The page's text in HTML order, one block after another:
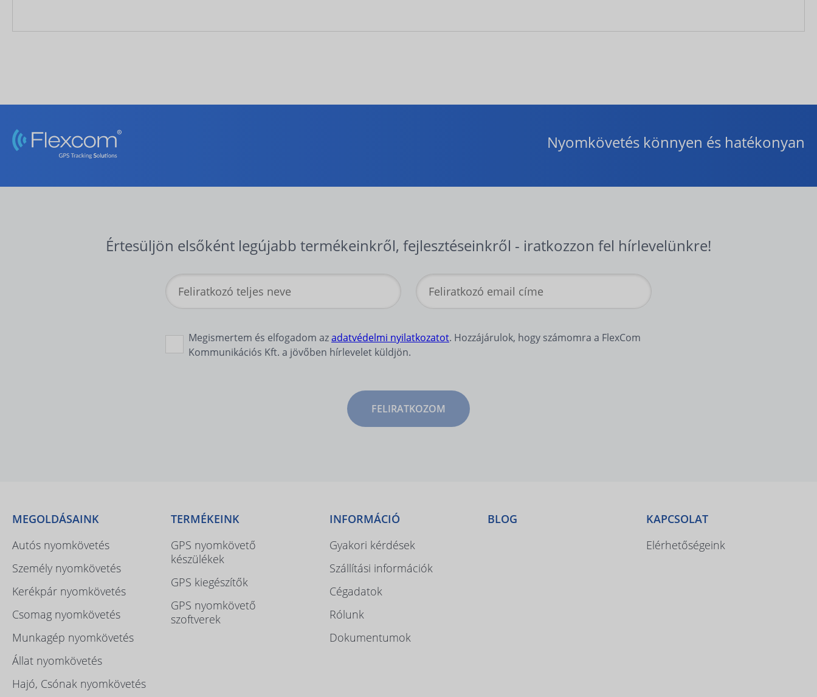
Nyomkövetés könnyen és hatékonyan
Értesüljön elsőként legújabb termékeinkről, fejlesztéseinkről - iratkozzon fel hírlevelünkre!
Megismertem és elfogadom azadatvédelmi nyilatkozatot. Hozzájárulok, hogy számomra a FlexCom
Kommunikációs Kft. a jövőben hírlevelet küldjön.
FELIRATKOZOM
MEGOLDÁSAINK
Autós nyomkövetés
Személy nyomkövetés
Kerékpár nyomkövetés
Csomag nyomkövetés
Munkagép nyomkövetés
Állat nyomkövetés
Hajó, Csónak nyomkövetés
TERMÉKEINK
GPS nyomkövető
készülékek
GPS kiegészítők
GPS nyomkövető
szoftverek
INFORMÁCIÓ
Gyakori kérdések
Szállítási információk
Cégadatok
Rólunk
Dokumentumok
BLOG
KAPCSOLAT
Elérhetőségeink